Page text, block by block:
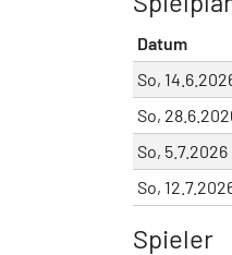
Datum
So,
So,
So, 5.7.2026
So,
Spieler